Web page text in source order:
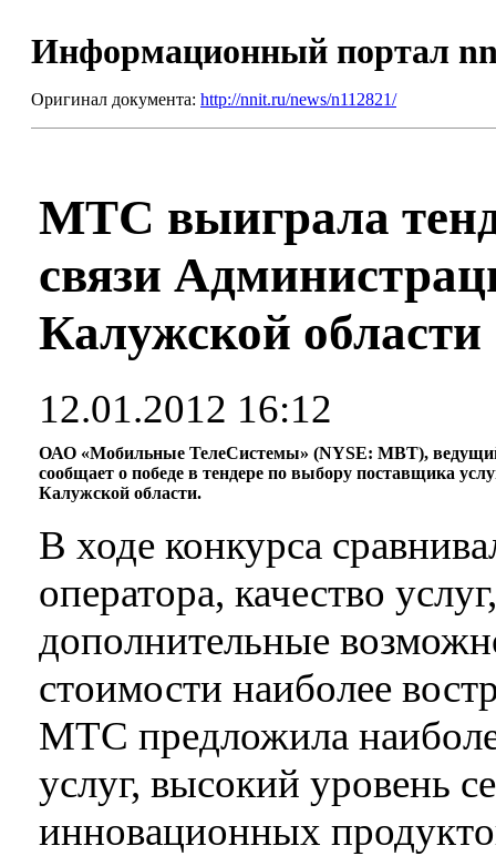
Информационный портал
Оригинал документа: http://nnit.ru/news/n112821/
МТС выиграла
связи
Калужской области
12.01.2012 16:12
ОАО «Мобильные ТелеСистемы» (NYSE: MBT),
сообщает о победе в тендере по выбору поставщика
Калужской области.
В ходе конкурса
оператора, качество
дополнительные
стоимости наиболее
МТС предложила
услуг, высокий уровень
инновационных